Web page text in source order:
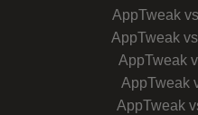
AppTweak
AppTweak
AppTweak
AppTweak
AppTweak